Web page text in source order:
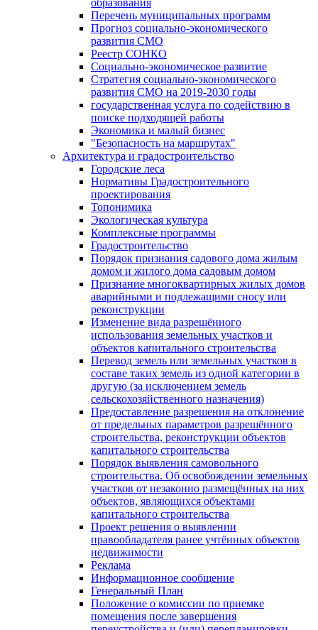
образования
Перечень муниципальных программ
Прогноз социально-экономического
развития СМО
Реестр СОНКО
Социально-экономическое развитие
Стратегия социально-экономического
развития СМО на 2019-2030 годы
государственная услуга по содействию в
поиске подходящей работы
Экономика и малый бизнес
"Безопасность на маршрутах"
Архитектура и градостроительство
Городские леса
Нормативы Градостроительного
проектирования
Топонимика
Экологическая культура
Комплексные программы
Градостроительство
Порядок признания садового дома жилым
домом и жилого дома садовым домом
Признание многоквартирных жилых домов
аварийными и подлежащими сносу или
реконструкции
Изменение вида разрешённого
использования земельных участков и
объектов капитального строительства
Перевод земель или земельных участков в
составе таких земель из одной категории в
другую (за исключением земель
сельскохозяйственного назначения)
Предоставление разрешения на отклонение
от предельных параметров разрешённого
строительства, реконструкции объектов
капитального строительства
Порядок выявления самовольного
строительства. Об освобождении земельных
участков от незаконно размещённых на них
объектов, являющихся объектами
капитального строительства
Проект решения о выявлении
правообладателя ранее учтённых объектов
недвижимости
Реклама
Информационное сообщение
Генеральный План
Положение о комиссии по приемке
помещения после завершения